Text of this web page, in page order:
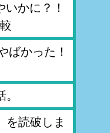
かに？！
ばかった！
を読破しま